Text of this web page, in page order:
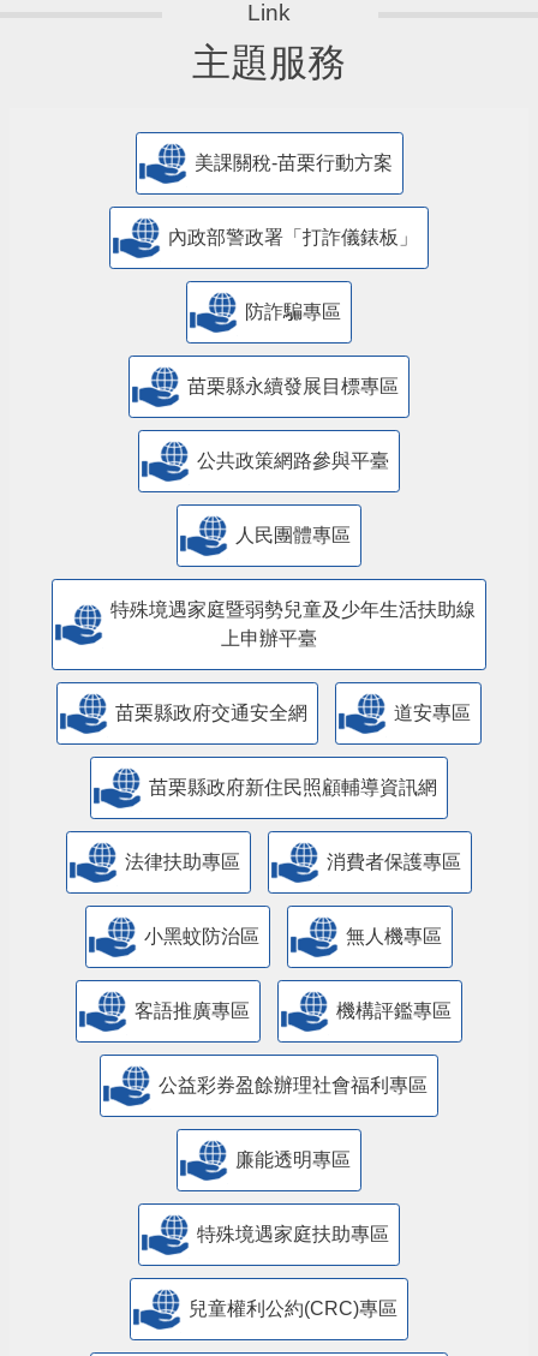
主題服務
美課關稅-苗栗行動方案
內政部警政署「打詐儀錶板」
防詐騙專區
苗栗縣永續發展目標專區
公共政策網路參與平臺
人民團體專區
特殊境遇家庭暨弱勢兒童及少年生活扶助線
上申辦平臺
苗栗縣政府交通安全網 道安專區
苗栗縣政府新住民照顧輔導資訊網
法律扶助專區 消費者保護專區
小黑蚊防治區 無人機專區
客語推廣專區 機構評鑑專區
公益彩券盈餘辦理社會福利專區
廉能透明專區
特殊境遇家庭扶助專區
兒童權利公約(CRC)專區